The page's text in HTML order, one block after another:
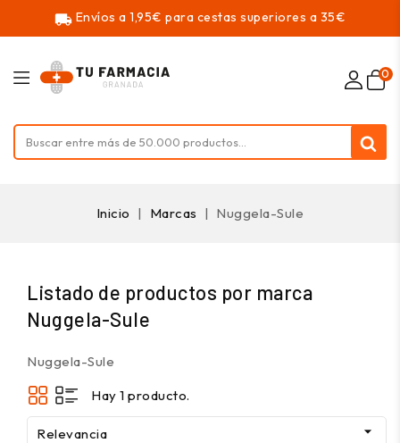
local_shipping Envíos a 1,95€ para cestas superiores a 35€
0
Inicio Marcas Nuggela-Sule
Listado de productos por marca
Nuggela-Sule
Nuggela-Sule
Hay 1 producto.
Relevancia 